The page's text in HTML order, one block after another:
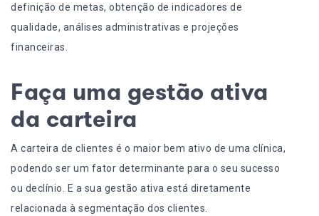
definição de metas, obtenção de indicadores de
qualidade, análises administrativas e projeções
financeiras
Faça uma gestão ativa
da carteira
A carteira de clientes é o maior bem ativo de uma clínica,
podendo ser um fator determinante para o seu sucesso
ou declínio. E a sua gestão ativa está diretamente
relacionada à segmentação dos clientes.